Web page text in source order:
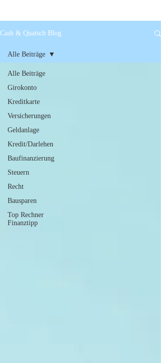
Cash & Quatsch Blog
Alle Beiträge
Girokonto
Kreditkarte
Versicherungen
Geldanlage
Kredit/Darlehen
Baufinanzierung
Steuern
Recht
Bausparen
Top Rechner
Finanztipp
Alle Beiträge